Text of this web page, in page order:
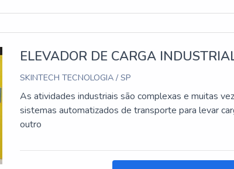
ELEVADOR DE CARGA
SKINTECH TECNOLOGIA / SP
As atividades industriais são complexas e muitas
sistemas automatizados de transporte para levar
outro